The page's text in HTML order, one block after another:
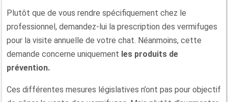
Plutôt que de vous rendre spécifiquement chez le
professionnel, demandez-lui la prescription des vermifuges
pour la visite annuelle de votre chat. Néanmoins, cette
demande concerne uniquement les produits de
prévention.
Ces différentes mesures législatives n’ont pas pour objectif